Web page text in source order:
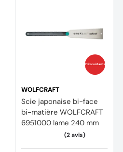
Prix coûtants
WOLFCRAFT
Scie japonaise bi-face
bi-matière WOLFCRAFT
6951000 lame 240 mm